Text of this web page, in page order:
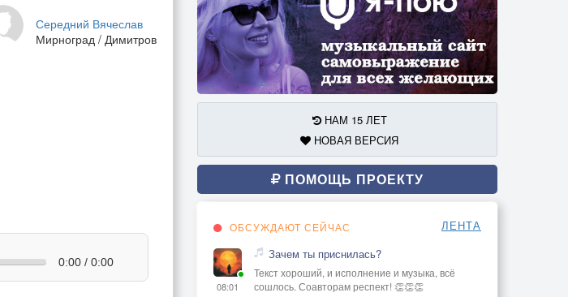
Середний Вячеслав
Мирноград / Димитров
0:00 / 0:00
НАМ 15 ЛЕТ
НОВАЯ ВЕРСИЯ
ПОМОЩЬ ПРОЕКТУ
ОБСУЖДАЮТ СЕЙЧАС ЛЕНТА
08:01
Зачем ты приснилась?
Текст хороший, и исполнение и музыка, всё
сошлось. Соавторам респект! 👏👏👏